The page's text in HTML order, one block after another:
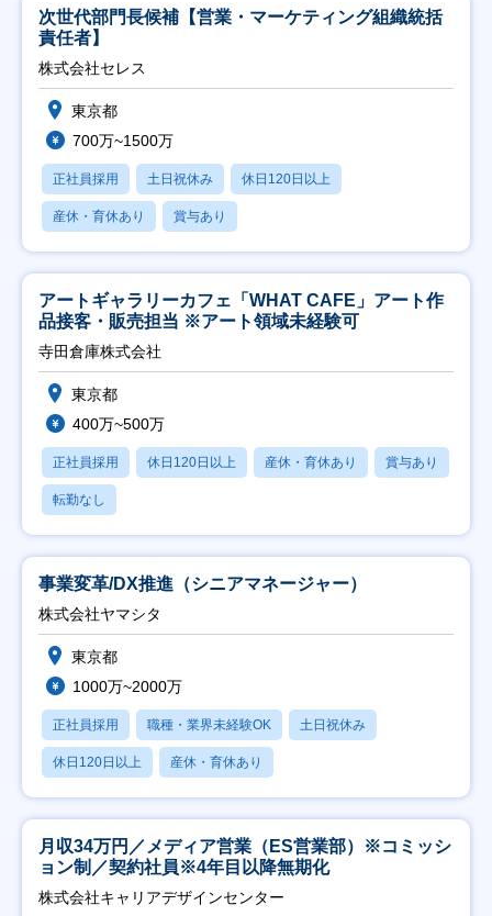
次世代部門長候補【営業・マーケティング組織統括
責任者】
株式会社セレス
東京都
700万~1500万
正社員採用 土日祝休み 休日120日以上
産休・育休あり 賞与あり
アートギャラリーカフェ「WHAT CAFE」アート作
品接客・販売担当 ※アート領域未経験可
寺田倉庫株式会社
東京都
400万~500万
正社員採用 休日120日以上 産休・育休あり 賞与あり
転勤なし
事業変革/DX推進（シニアマネージャー）
株式会社ヤマシタ
東京都
1000万~2000万
正社員採用 職種・業界未経験OK 土日祝休み
休日120日以上 産休・育休あり
月収34万円／メディア営業（ES営業部）※コミッシ
ョン制／契約社員※4年目以降無期化
株式会社キャリアデザインセンター